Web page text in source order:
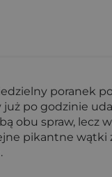
poranek
po godzinie
obu spraw, lecz
pikantne wątki